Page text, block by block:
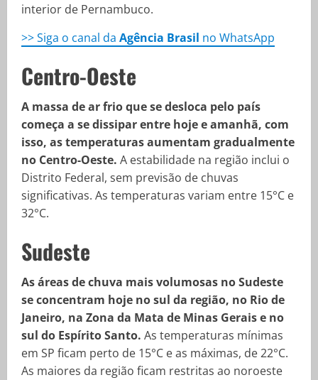
interior de Pernambuco.
>> Siga o canal da Agência Brasil no WhatsApp
Centro-Oeste
A massa de ar frio que se desloca pelo país
começa a se dissipar entre hoje e amanhã, com
isso, as temperaturas aumentam gradualmente
no Centro-Oeste. A estabilidade na região inclui o
Distrito Federal, sem previsão de chuvas
significativas. As temperaturas variam entre 15°C e
32°C.
Sudeste
As áreas de chuva mais volumosas no Sudeste
se concentram hoje no sul da região, no Rio de
Janeiro, na Zona da Mata de Minas Gerais e no
sul do Espírito Santo. As temperaturas mínimas
em SP ficam perto de 15°C e as máximas, de 22°C.
As maiores da região ficam restritas ao noroeste